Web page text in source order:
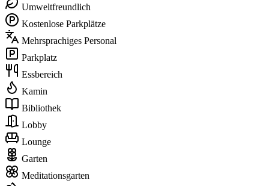
Umweltfreundlich
Kostenlose Parkplätze
Mehrsprachiges Personal
Parkplatz
Essbereich
Kamin
Bibliothek
Lobby
Lounge
Garten
Meditationsgarten